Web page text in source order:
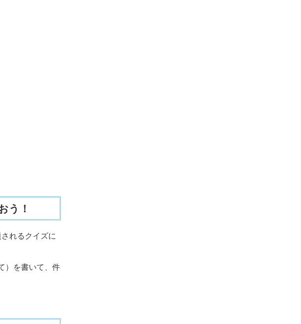
う！
れるクイズに
）を書いて、件